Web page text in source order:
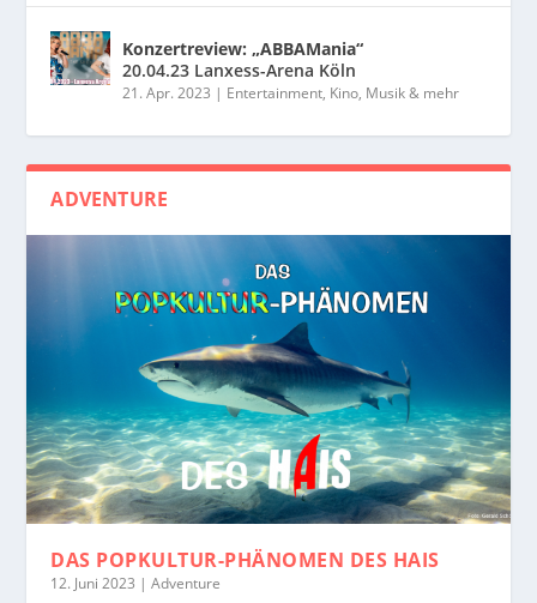
Konzertreview: „ABBAMania“
20.04.23 Lanxess-Arena Köln
21. Apr. 2023 | Entertainment, Kino, Musik & mehr
ADVENTURE
DAS POPKULTUR-PHÄNOMEN DES HAIS
12. Juni 2023 |Adventure